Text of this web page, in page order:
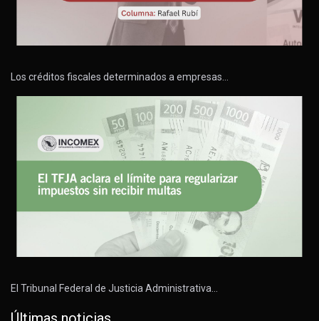
Los créditos fiscales determinados a empresas…
El Tribunal Federal de Justicia Administrativa…